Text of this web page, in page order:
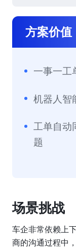
方案价值
一事一工
机器人智
工单自动
题
场景挑战
车企非常依赖上
商的沟通过程中